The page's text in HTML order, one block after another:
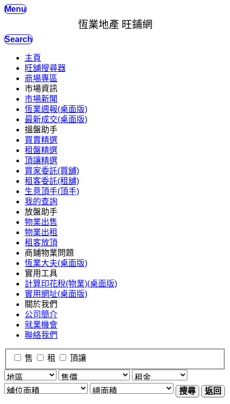
Menu
恆業地產 旺鋪網
Search
主頁
旺舖搜尋器
商場專區
市場資訊
市場新聞
恆業週報(桌面版)
最新成交(桌面版)
搵盤助手
買賣精選
租盤精選
頂讓精選
買家委託(買舖)
租客委託(租舖)
生意頂手(頂手)
我的查詢
放盤助手
物業出售
物業出租
租客放頂
商鋪物業問題
恆業大夫(桌面版)
實用工具
計算印花稅(物業)(桌面版)
實用網址(桌面版)
關於我們
公司簡介
就業機會
聯絡我們
售 租 頂讓
搜尋 返回